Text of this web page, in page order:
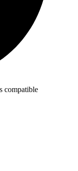
compatible